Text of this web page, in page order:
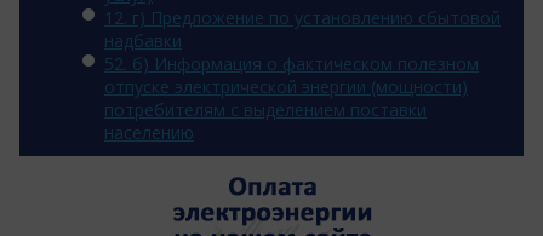
12. г) Предложение по установлению сбытовой
надбавки
52. б) Информация о фактическом полезном
отпуске электрической энергии (мощности)
потребителям с выделением поставки
населению